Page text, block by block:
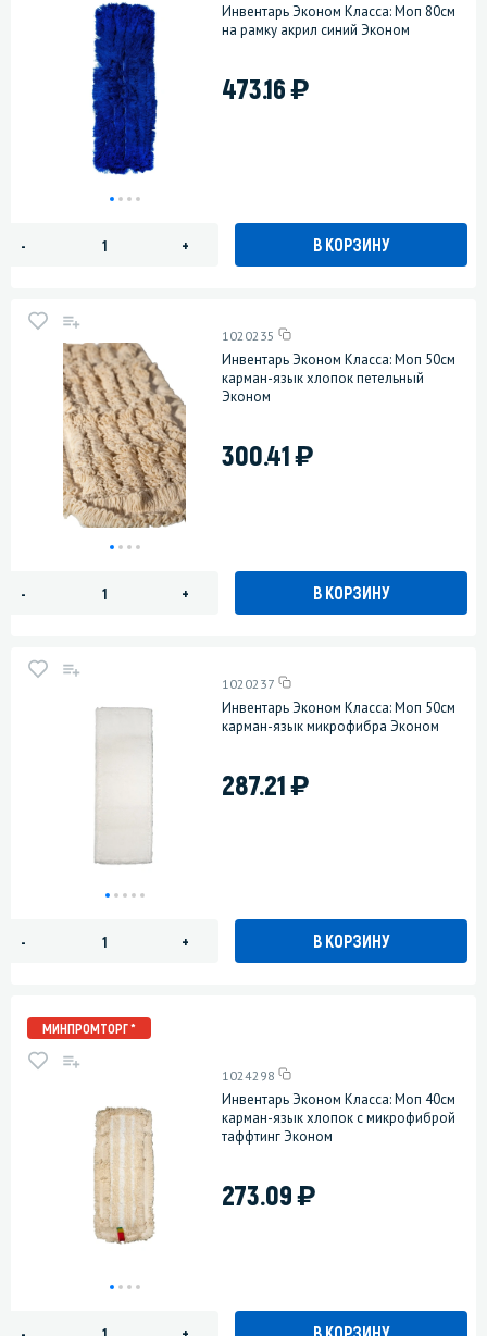
Инвентарь Эконом Класса: Моп 80см
на рамку акрил синий Эконом
473.16)
- + В КОРЗИНУ
1020235
Инвентарь Эконом Класса: Моп 50см
карман-язык хлопок петельный
Эконом
300.41)
- + В КОРЗИНУ
1020237
Инвентарь Эконом Класса: Моп 50см
карман-язык микрофибра Эконом
287.21)
- + В КОРЗИНУ
МИНПРОМТОРГ *
1024298
Инвентарь Эконом Класса: Моп 40см
карман-язык хлопок с микрофиброй
таффтинг Эконом
273.09)